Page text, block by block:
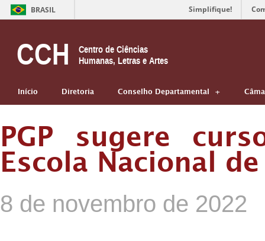
BRASIL Simplifique!
CCH
Centro de Ciências
Humanas, Letras e Artes
Início Diretoria Conselho Departamental
PGP sugere
Escola Nacional
8 de novembro de 2022